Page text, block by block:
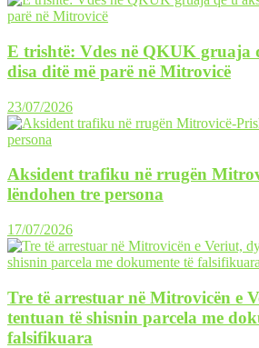
E trishtë: Vdes në QKUK gruaja
disa ditë më parë në Mitrovicë
23/07/2026
Aksident trafiku në rrugën
lëndohen tre persona
17/07/2026
Tre të arrestuar në Mitrovicën e
tentuan të shisnin parcela me
falsifikuara